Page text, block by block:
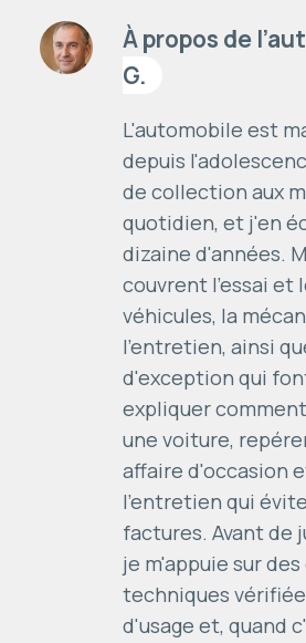
À propos de
G.
L'automobile est
depuis
de collection aux
quotidien, et j'en
dizaine d'années.
couvrent l'essai et
véhicules, la
l'entretien, ainsi
d'exception qui
expliquer
une voiture,
affaire d'occasion
l'entretien qui
factures. Avant de
je m'appuie sur
techniques
d'usage et, quand